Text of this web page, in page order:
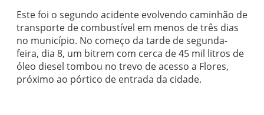
Este foi o segundo acidente evolvendo caminhão de
transporte de combustível em menos de três dias
no município. No começo da tarde de segunda-
feira, dia 8, um bitrem com cerca de 45 mil litros de
óleo diesel tombou no trevo de acesso a Flores,
próximo ao pórtico de entrada da cidade.